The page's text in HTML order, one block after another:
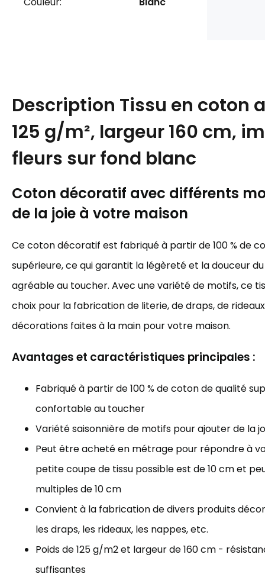
Description Tissu en coton
125 g/m², largeur 160 cm,
fleurs sur fond blanc
Coton décoratif avec différents
de la joie à votre maison
Ce coton décoratif est fabriqué à partir de 100 % de
supérieure, ce qui garantit la légèreté et la douceur
agréable au toucher. Avec une variété de motifs, ce
choix pour la fabrication de literie, de draps, de
décorations faites à la main pour votre maison.
Avantages et caractéristiques principales :
Fabriqué à partir de 100 % de coton de qualité
confortable au toucher
Variété saisonnière de motifs pour ajouter de la
Peut être acheté en métrage pour répondre à
petite coupe de tissu possible est de 10 cm et
multiples de 10 cm
Convient à la fabrication de divers produits
les draps, les rideaux, les nappes, etc.
Poids de 125 g/m2 et largeur de 160 cm -
suffisantes